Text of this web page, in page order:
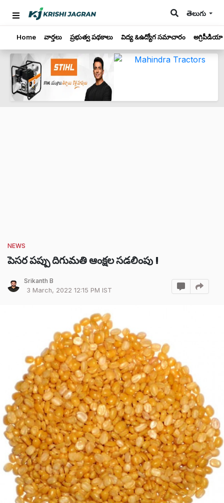
తెలుగు
Home వార్తలు ప్రభుత్వ పథకాలు విద్య &ఉద్యోగ సమాచారం అగ్రిపీడియా
NEWS
పెసర పప్పు దిగుమతి ఆంక్షల సడలింపు !
Srikanth B
3 March, 2022 12:15 PM IST